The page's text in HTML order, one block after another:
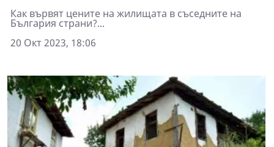
Как вървят цените на жилищата в съседните на
България страни?...
20 Окт 2023, 18:06